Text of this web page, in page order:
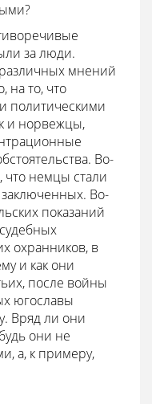
за люди.
мнений
на то, что
политическими
и норвежцы,
Во-
что немцы стали
Во-
показаний
охранников, в
и как они
после войны
югославы
Вряд ли они
они не
а, к примеру,